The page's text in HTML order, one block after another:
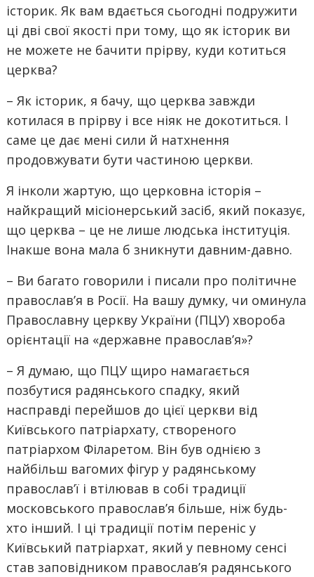
історик. Як вам вдається сьогодні подружити
ці дві свої якості при тому, що як історик ви
не можете не бачити прірву, куди котиться
церква?
– Як історик, я бачу, що церква завжди
котилася в прірву і все ніяк не докотиться. І
саме це дає мені сили й натхнення
продовжувати бути частиною церкви.
Я інколи жартую, що церковна історія –
найкращий місіонерський засіб, який показує,
що церква – це не лише людська інституція.
Інакше вона мала б зникнути давним-давно.
– Ви багато говорили і писали про політичне
православ’я в Росії. На вашу думку, чи оминула
Православну церкву України (ПЦУ) хвороба
орієнтації на «державне православ’я»?
– Я думаю, що ПЦУ щиро намагається
позбутися радянського спадку, який
насправді перейшов до цієї церкви від
Київського патріархату, створеного
патріархом Філаретом. Він був однією з
найбільш вагомих фігур у радянському
православ’ї і втілював в собі традиції
московського православ’я більше, ніж будь-
хто інший. І ці традиції потім переніс у
Київський патріархат, який у певному сенсі
став заповідником православ’я радянського